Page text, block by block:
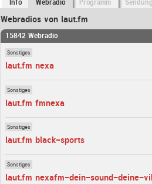
Info Webradio Programm
Webradios von laut.fm
15842 Webradio
Sonstiges
laut.fm nexa
Sonstiges
laut.fm fmnexa
Sonstiges
laut.fm black-sports
Sonstiges
laut.fm nexafm-dein-sound-deine-